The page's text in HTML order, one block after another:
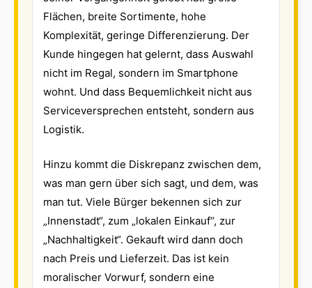
Flächen, breite Sortimente, hohe
Komplexität, geringe Differenzierung. Der
Kunde hingegen hat gelernt, dass Auswahl
nicht im Regal, sondern im Smartphone
wohnt. Und dass Bequemlichkeit nicht aus
Serviceversprechen entsteht, sondern aus
Logistik.
Hinzu kommt die Diskrepanz zwischen dem,
was man gern über sich sagt, und dem, was
man tut. Viele Bürger bekennen sich zur
„Innenstadt“, zum „lokalen Einkauf“, zur
„Nachhaltigkeit“. Gekauft wird dann doch
nach Preis und Lieferzeit. Das ist kein
moralischer Vorwurf, sondern eine